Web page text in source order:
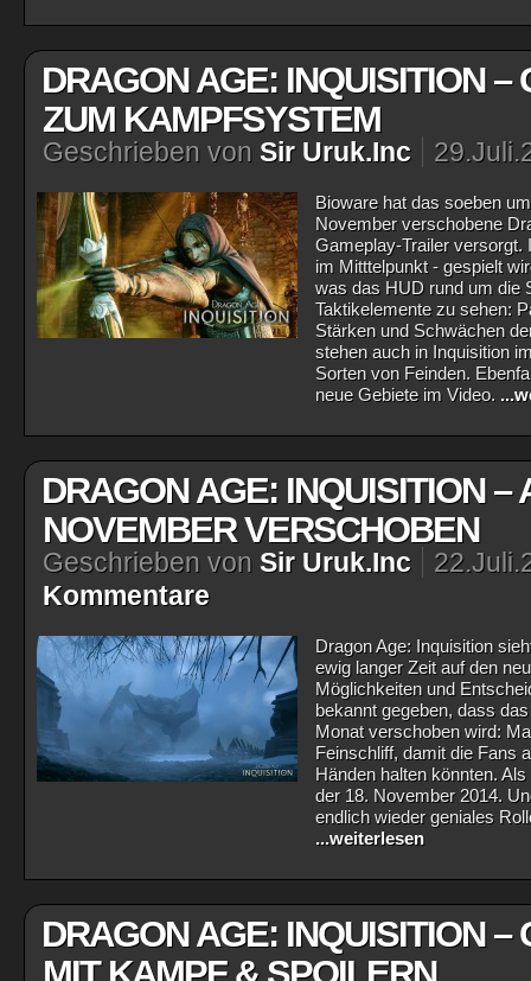
DRAGON AGE: INQUISITION –
ZUM KAMPFSYSTEM
Geschrieben von Sir Uruk.Inc
Bioware hat das soeben
November verschobene
Gameplay-Trailer
im Mitttelpunkt - gespielt
was das HUD rund um die
Taktikelemente zu sehen:
Stärken und Schwächen
stehen auch in Inquisition
Sorten von Feinden.
neue Gebiete im Video.
DRAGON AGE: INQUISITION –
NOVEMBER VERSCHOBEN
Geschrieben von Sir Uruk.Inc
Kommentare
Dragon Age: Inquisition
ewig langer Zeit auf den
Möglichkeiten und
bekannt gegeben, dass
Monat verschoben wird:
Feinschliff, damit die Fans
Händen halten könnten.
der 18. November 2014.
endlich wieder geniales
...weiterlesen
DRAGON AGE: INQUISITION –